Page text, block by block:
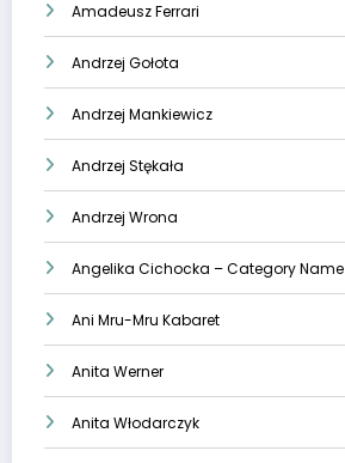
Amadeusz Ferrari
Andrzej Gołota
Andrzej Mankiewicz
Andrzej Stękała
Andrzej Wrona
Angelika Cichocka – Category Name
Ani Mru-Mru Kabaret
Anita Werner
Anita Włodarczyk